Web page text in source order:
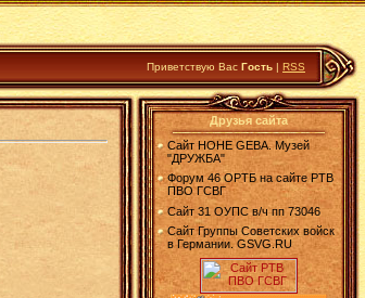
Приветствую Вас Гость | RSS
Друзья сайта
Сайт HOHE GEBA. Музей
"ДРУЖБА"
Форум 46 ОРТБ на сайте РТВ
ПВО ГСВГ
Сайт 31 ОУПС в/ч пп 73046
Сайт Группы Советских войск
в Германии. GSVG.RU